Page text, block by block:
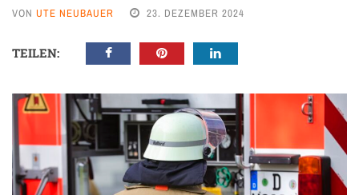
VON UTE NEUBAUER 23. DEZEMBER 2024
TEILEN: